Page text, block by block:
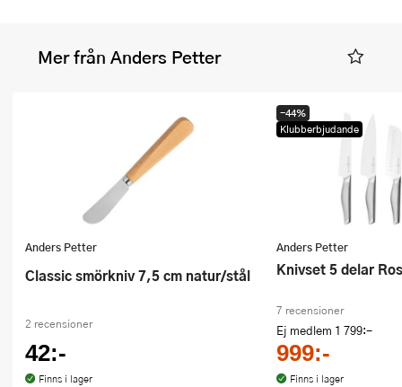
Mer från Anders Petter
Anders Petter
Classic smörkniv 7,5 cm natur/stål
2 recensioner
42:-
Finns i lager
Anders Petter
Knivset 5 delar
7 recensioner
Ej medlem 1 799:-
999:-
Finns i lager
-44%
Klubberbjudande